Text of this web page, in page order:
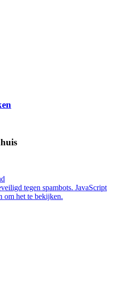
tegen spambots. JavaScript
om het te bekijken.